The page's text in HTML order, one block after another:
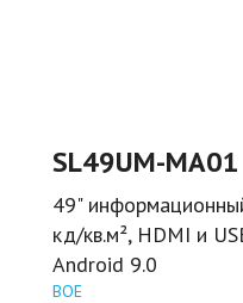
SL49UM-MA01
49"
кд/кв.м², HDMI и
Android 9.0
BOE